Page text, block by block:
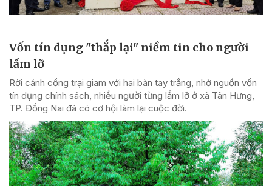
Vốn tín dụng "thắp lại" niềm tin cho người
lầm lỡ
Rời cánh cổng trại giam với hai bàn tay trắng, nhờ nguồn vốn
tín dụng chính sách, nhiều người từng lầm lỡ ở xã Tân Hưng,
TP. Đồng Nai đã có cơ hội làm lại cuộc đời.